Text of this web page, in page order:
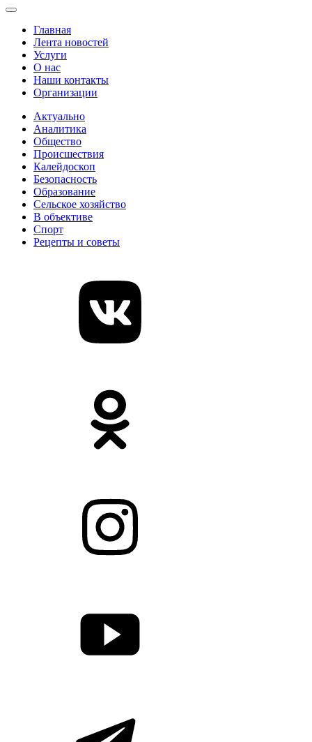
Главная
Лента новостей
Услуги
О нас
Наши контакты
Организации
Актуально
Аналитика
Общество
Происшествия
Калейдоскоп
Безопасность
Образование
Сельское хозяйство
В объективе
Спорт
Рецепты и советы